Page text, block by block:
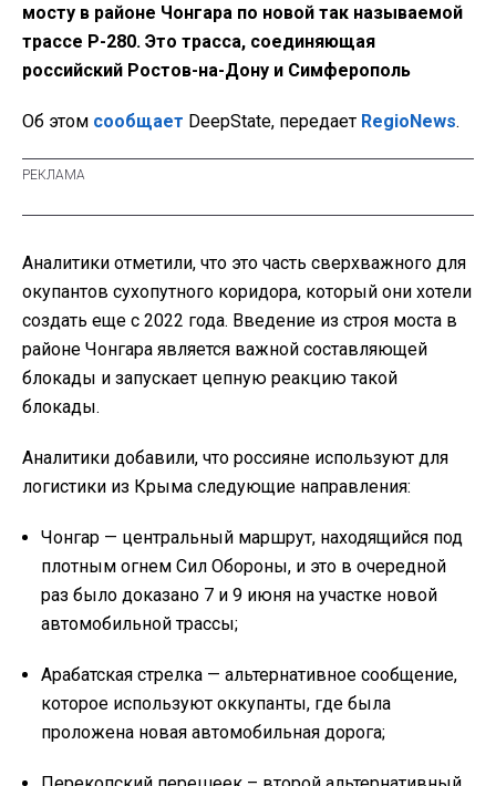
мосту в районе Чонгара по новой так называемой
трассе Р-280. Это трасса, соединяющая
российский Ростов-на-Дону и Симферополь
Об этом сообщает DeepState, передает RegioNews.
Аналитики отметили, что это часть сверхважного для
окупантов сухопутного коридора, который они хотели
создать еще с 2022 года. Введение из строя моста в
районе Чонгара является важной составляющей
блокады и запускает цепную реакцию такой
блокады.
Аналитики добавили, что россияне используют для
логистики из Крыма следующие направления:
Чонгар — центральный маршрут, находящийся под
плотным огнем Сил Обороны, и это в очередной
раз было доказано 7 и 9 июня на участке новой
автомобильной трассы;
Арабатская стрелка — альтернативное сообщение,
которое используют оккупанты, где была
проложена новая автомобильная дорога;